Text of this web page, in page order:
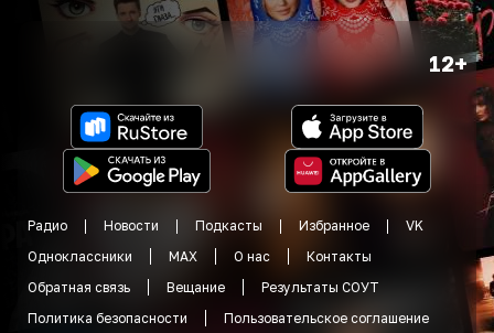
12+
Радио Новости Подкасты Избранное
VK
Одноклассники
MAX О нас
Контакты
Обратная связь
Вещание
Результаты СОУТ
Политика безопасности
Пользовательское соглашение